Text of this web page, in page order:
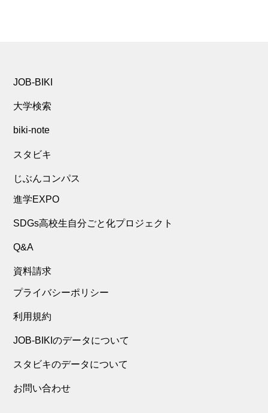
JOB-BIKI
大学検索
biki-note
スタビキ
じぶんコンパス
進学EXPO
SDGs高校生自分ごと化プロジェクト
Q&A
資料請求
プライバシーポリシー
利用規約
JOB-BIKIのデータについて
スタビキのデータについて
お問い合わせ